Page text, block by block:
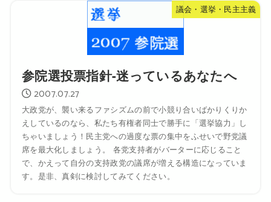
議会・選挙・民主主義
参院選投票指針-迷っているあなたへ
2007.07.27
大政党が、襲い来るファシズムの前で小競り合いばかりくりか
えしているのなら、私たち有権者同士で勝手に「選挙協力」し
ちゃいましょう！民主党への過度な票の集中をふせいで野党議
席を最大化しましょう。 各党支持者がバーターに応じること
で、かえって自分の支持政党の議席が増える構造になっていま
す。是非、真剣に検討してみてください。